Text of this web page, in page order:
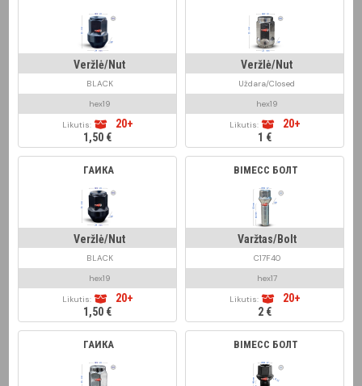
Veržlė/Nut
BLACK
hex19
Likutis:
20+
1,50 €
Veržlė/Nut
Uždara/Closed
hex19
Likutis:
20+
1 €
ГАЙКА
Veržlė/Nut
BLACK
hex19
Likutis:
20+
1,50 €
BIMECC БОЛТ
Varžtas/Bolt
C17F40
hex17
Likutis:
20+
2 €
ГАЙКА BIMECC БОЛТ